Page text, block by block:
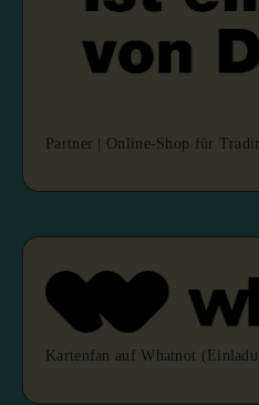
Partner | Online-Shop für
Kartenfan auf Whatnot